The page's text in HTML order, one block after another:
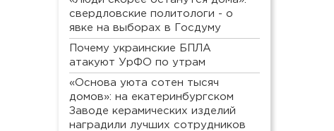
свердловские политологи - о
явке на выборах в Госдуму
Почему украинские БПЛА
атакуют УрФО по утрам
«Основа уюта сотен тысяч
домов»: на екатеринбургском
Заводе керамических изделий
наградили лучших сотрудников